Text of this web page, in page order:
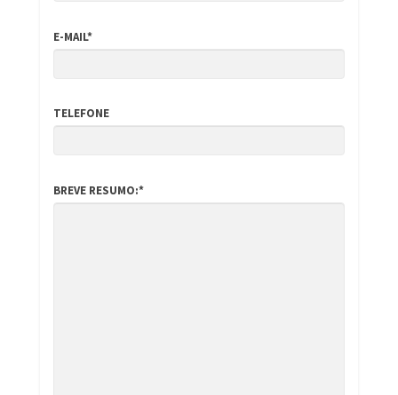
E-MAIL*
TELEFONE
BREVE RESUMO:*